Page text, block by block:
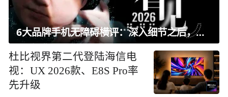
6大品牌手机无障碍横评：深入细节之后，似乎只有苹果能挺住？｜ 看见2026
杜比视界第二代登陆海信电
视：UX 2026款、E8S Pro率
先升级